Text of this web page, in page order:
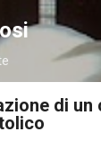
principali
di un